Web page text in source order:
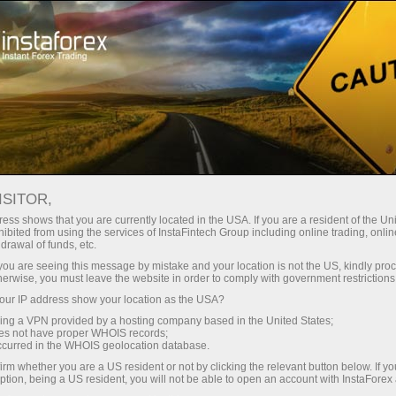
Форекс Глоссарий
Форекс Глоссарий
В разделе Глоссарий трейдера приведены
понятия и термины Форекс, которыми
оперируют на валютном рынке. Словарь
Форекс составлен в алфавитном порядке,
что облегчает поиск необходимого слова с
подробным определением, изложенным в
доступной и понятной форме. Новые
Форекс-термины мы добавляем в глоссарий
shows that you are currently located in the USA. If you are a resident of the
from using the services of InstaFintech Group including online trading,
of funds, etc.
are seeing this message by mistake and your location is not the US, kindly
you must leave the website in order to comply with government
IP address show your location as the USA?
a VPN provided by a hosting company based in the United States;
not have proper WHOIS records;
in the WHOIS geolocation database.
whether you are a US resident or not by clicking the relevant button below. If
being a US resident, you will not be able to open an account with InstaForex